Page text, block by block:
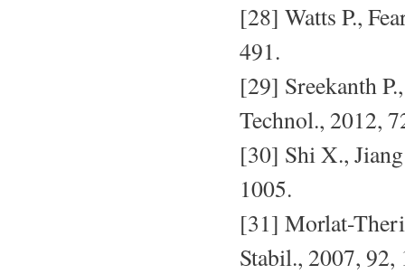
[28] Watts P.,
491.
[29] Sreekanth
Technol., 2012,
[30] Shi X.,
1005.
[31] Morlat-
Stabil., 2007, 92,